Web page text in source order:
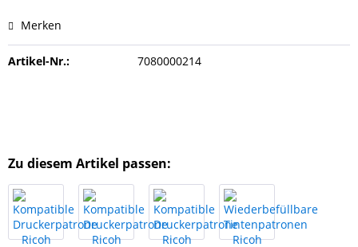
Merken
Artikel-Nr.: 7080000214
Zu diesem Artikel passen: